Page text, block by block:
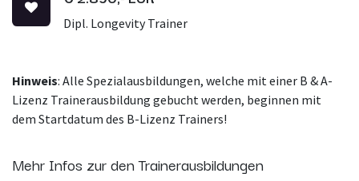
Dipl. Longevity Trainer
Hinweis: Alle Spezialausbildungen, welche mit einer B & A-
Lizenz Trainerausbildung gebucht werden, beginnen mit
dem Startdatum des B-Lizenz Trainers!
Mehr Infos zur den Trainerausbildungen